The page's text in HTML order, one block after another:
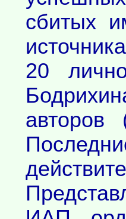
сбитых
20
авторов